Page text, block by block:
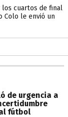
los cuartos de final
Colo le envió un
de urgencia a
fútbol